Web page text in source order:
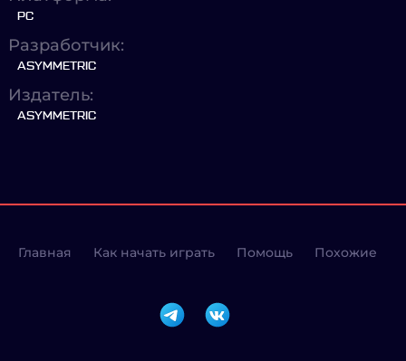
PC
Разработчик:
ASYMMETRIC
Издатель:
ASYMMETRIC
Главная Как начать играть Помощь Похожие